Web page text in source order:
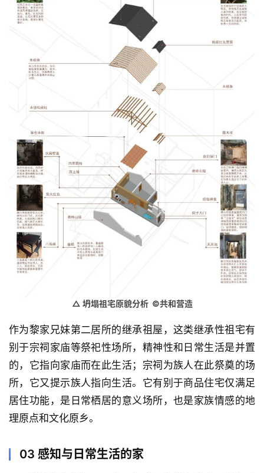
景
极
速
工
作
流
注册
△ 坍塌祖宅原貌分析 ©共和营造
作为黎家兄妹第二居所的继承祖屋，这类继承性祖宅有
别于宗祠家庙等祭祀性场所，精神性和日常生活是并置
的，它指向家庙而在此生活；宗祠为族人在此祭奠的场
所，它又提示族人指向生活。它有别于商品住宅仅满足
居住功能，是日常栖居的意义场所，也是家族情感的地
理原点和文化原乡。
03 感知与日常生活的家